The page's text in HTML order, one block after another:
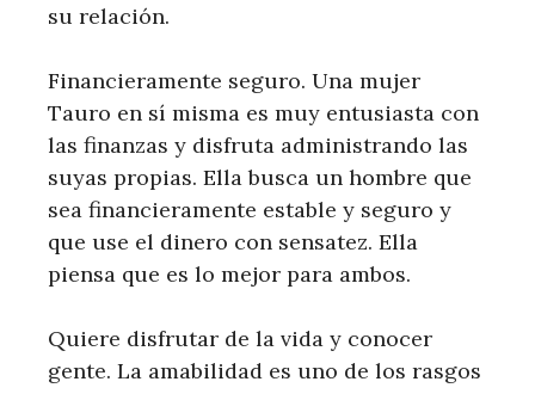
su relación.
Financieramente seguro. Una mujer
Tauro en sí misma es muy entusiasta con
las finanzas y disfruta administrando las
suyas propias. Ella busca un hombre que
sea financieramente estable y seguro y
que use el dinero con sensatez. Ella
piensa que es lo mejor para ambos.
Quiere disfrutar de la vida y conocer
gente. La amabilidad es uno de los rasgos